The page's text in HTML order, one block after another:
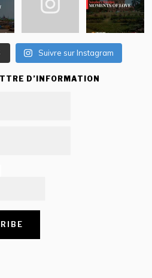
Suivre sur Instagram
D’INFORMATION